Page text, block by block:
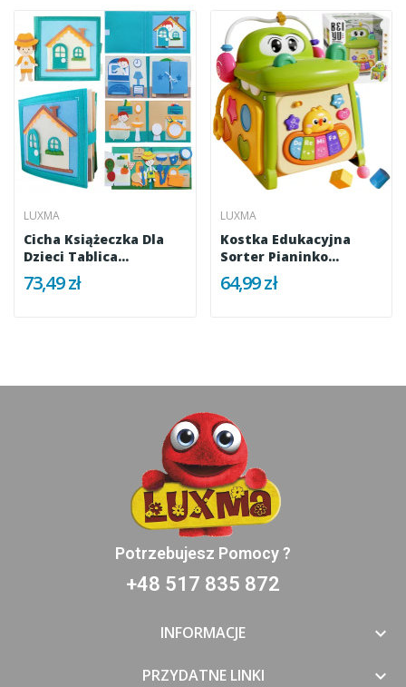
LUXMA
Cicha Książeczka Dla
Dzieci Tablica...
73,49 zł
LUXMA
Kostka Edukacyjna
Sorter Pianinko
Sensoryczna...
64,99 zł
Potrzebujesz Pomocy ?
+48 517 835 872
INFORMACJE 
PRZYDATNE LINKI 